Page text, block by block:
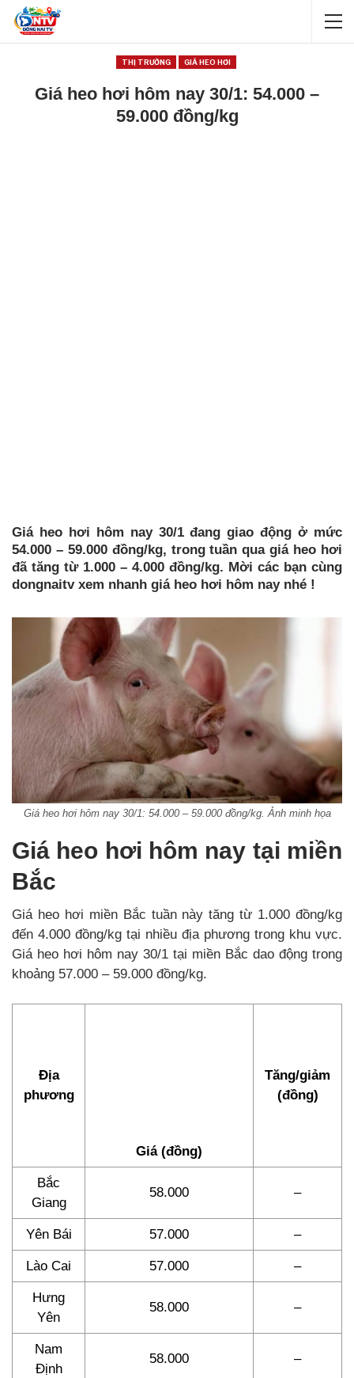
THỊ TRƯỜNG GIÁ HEO HƠI
Giá heo hơi hôm nay 30/1: 54.000 –
59.000 đồng/kg
Giá heo hơi hôm nay 30/1 đang giao động ở mức
54.000 – 59.000 đồng/kg, trong tuần qua giá heo hơi
đã tăng từ 1.000 – 4.000 đồng/kg. Mời các bạn cùng
dongnaitv xem nhanh giá heo hơi hôm nay nhé !
Giá heo hơi hôm nay 30/1: 54.000 – 59.000 đồng/kg. Ảnh minh họa
Giá heo hơi hôm nay tại miền
Bắc
Giá heo hơi miền Bắc tuần này tăng từ 1.000 đồng/kg
đến 4.000 đồng/kg tại nhiều địa phương trong khu vực.
Giá heo hơi hôm nay 30/1 tại miền Bắc dao động trong
khoảng 57.000 – 59.000 đồng/kg.
Địa
phương
Giá (đồng)
Tăng/giảm
(đồng)
Bắc
Giang
58.000 –
Yên Bái 57.000 –
Lào Cai 57.000 –
Hưng
Yên
58.000 –
Nam
Định
58.000 –